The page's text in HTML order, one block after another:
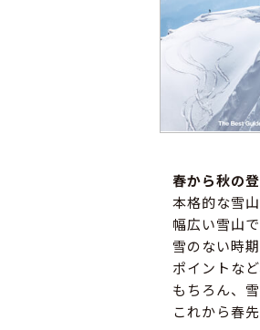
春から秋の
本格的な雪
幅広い雪山
雪のない時
ポイントな
もちろん、
これから春